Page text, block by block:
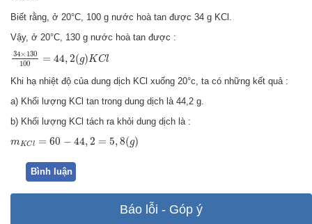
Biết rằng, ở 20°C, 100 g nước hoà tan được 34 g KCl.
Vậy, ở 20°C, 130 g nước hoà tan được :
34× 130
100
= 44,2(g) KCl
34×130 44 2
Khi hạ nhiệt độ của dung dịch KCl xuống 20°c, ta có những kết quả :
a) Khối lượng KCl tan trong dung dịch là 44,2 g.
b) Khối lượng KCl tách ra khỏi dung dịch là :
mKCl = 60 − 44,2 = 5,8(g)
60− 2 = 5,8 )
Bình luận
Báo lỗi - Góp ý